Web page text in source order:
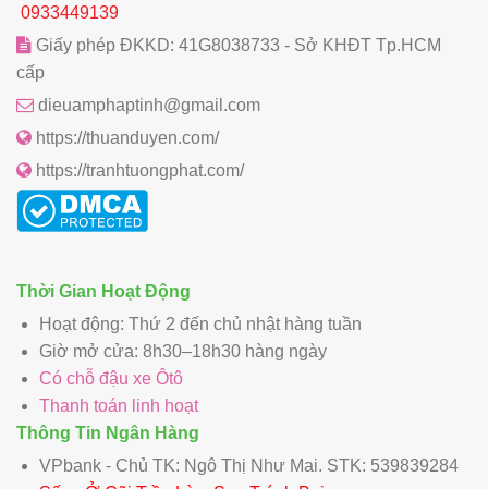
0933449139
Giấy phép ĐKKD: 41G8038733 - Sở KHĐT Tp.HCM
cấp
dieuamphaptinh@gmail.com
https://thuanduyen.com/
https://tranhtuongphat.com/
Thời Gian Hoạt Động
Hoạt động: Thứ 2 đến chủ nhật hàng tuần
Giờ mở cửa: 8h30–18h30 hàng ngày
Có chỗ đậu xe Ôtô
Thanh toán linh hoạt
Thông Tin Ngân Hàng
VPbank - Chủ TK: Ngô Thị Như Mai. STK: 539839284